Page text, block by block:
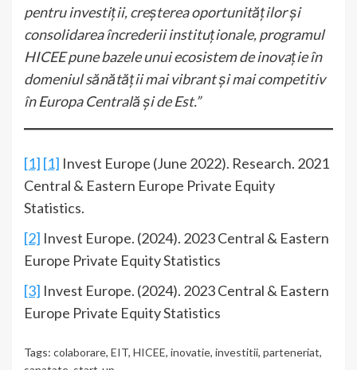
pentru investiții, creșterea oportunităților și
consolidarea încrederii instituționale, programul
HICEE pune bazele unui ecosistem de inovație în
domeniul sănătății mai vibrant și mai competitiv
în Europa Centrală și de Est.”
[1] [1] Invest Europe (June 2022). Research. 2021
Central & Eastern Europe Private Equity
Statistics.
[2] Invest Europe. (2024). 2023 Central & Eastern
Europe Private Equity Statistics
[3] Invest Europe. (2024). 2023 Central & Eastern
Europe Private Equity Statistics
Tags: colaborare, EIT, HICEE, inovatie, investitii, parteneriat,